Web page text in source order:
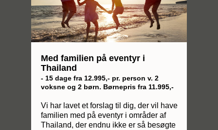
Med familien på eventyr i
Thailand
- 15 dage fra 12.995,- pr. person v. 2
voksne og 2 børn. Børnepris fra 11.995,-
Vi har lavet et forslag til dig, der vil have
familien med på eventyr i områder af
Thailand, der endnu ikke er så besøgte